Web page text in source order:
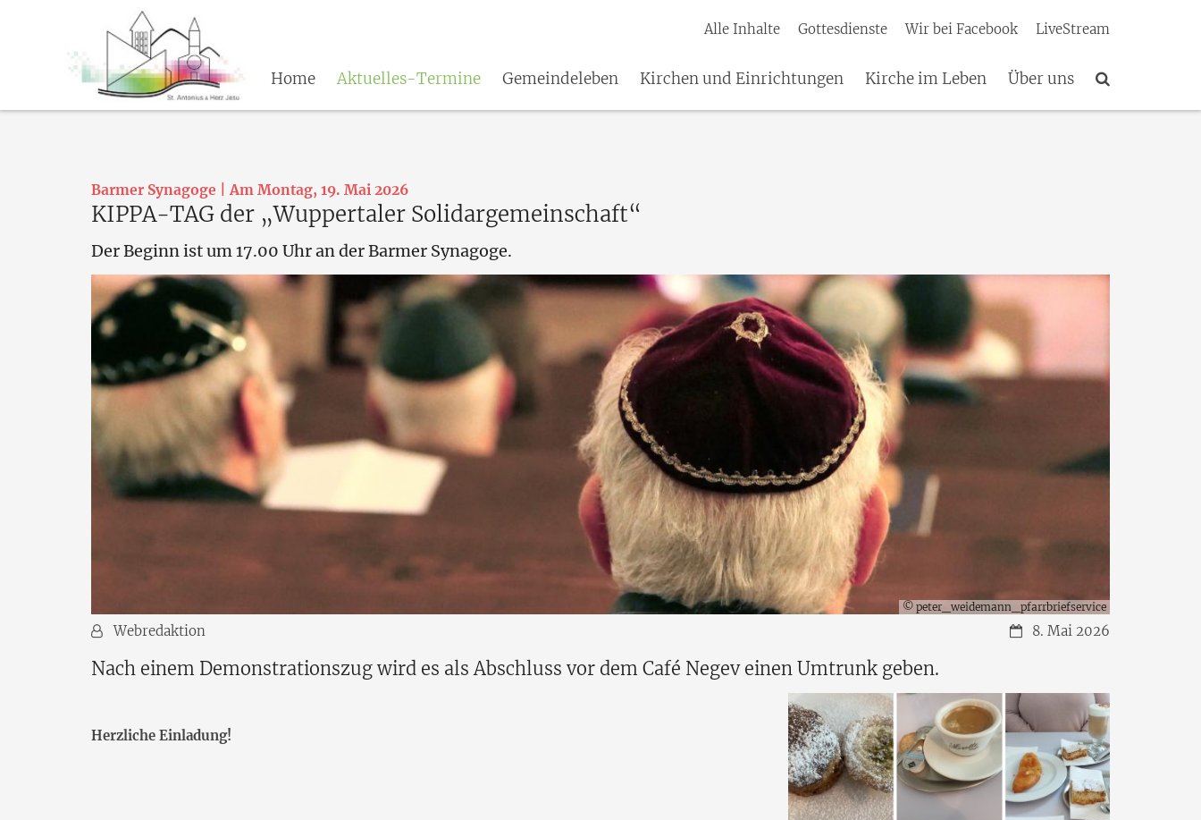
Alle Inhalte Gottesdienste Wir bei Facebook LiveStream
Home Aktuelles-Termine Gemeindeleben Kirchen und Einrichtungen Kirche im Leben Über uns
Barmer Synagoge | Am Montag, 19. Mai 2026:
KIPPA-TAG der „Wuppertaler Solidargemeinschaft“
Der Beginn ist um 17.00 Uhr an der Barmer Synagoge.
© peter_weidemann_pfarrbriefservice
Datum:8. Mai 2026
Von:Webredaktion
Nach einem Demonstrationszug wird es als Abschluss vor dem Café Negev einen Umtrunk geben.
Herzliche Einladung!